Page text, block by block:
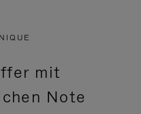
mit
Note